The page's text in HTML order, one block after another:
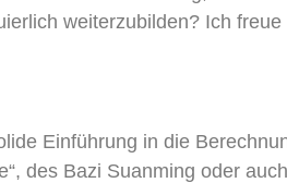
weiterzubilden? Ich
Einführung in die
des Bazi Suanming oder